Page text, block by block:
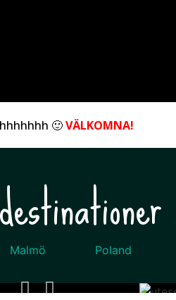
🙂VÄLKOMNA!
Malmö Poland